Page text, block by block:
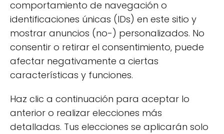
comportamiento de navegación o
identificaciones únicas (IDs) en este sitio y
mostrar anuncios (no-) personalizados. No
consentir o retirar el consentimiento, puede
afectar negativamente a ciertas
características y funciones.
Haz clic a continuación para aceptar lo
anterior o realizar elecciones más
detalladas. Tus elecciones se aplicarán solo
La caída de hojas en la dipladenia puede ser
un signo de diversos problemas. El riego
excesivo o insuficiente, así como el estrés por
cambios bruscos de temperatura, pueden
causar este síntoma. También es posible que
enfermedades. Identificar la causa es clave
para tomar las medidas correctivas
necesarias.